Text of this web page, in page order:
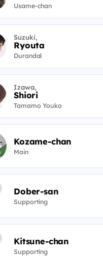
Usame-chan
Suzuki,
Ryouta
Durandal
Izawa,
Shiori
Tamamo Youko
Kozame-chan
Main
Dober-san
Supporting
Kitsune-chan
Supporting